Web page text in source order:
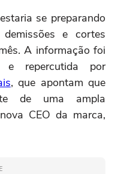
se preparando
e cortes
A informação foi
e repercutida por
, que apontam que
de uma ampla
CEO da marca,